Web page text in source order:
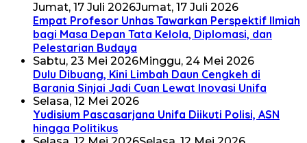
Jumat, 17 Juli 2026Jumat, 17 Juli 2026
Empat Profesor Unhas Tawarkan Perspektif Ilmiah
bagi Masa Depan Tata Kelola, Diplomasi, dan
Pelestarian Budaya
Sabtu, 23 Mei 2026Minggu, 24 Mei 2026
Dulu Dibuang, Kini Limbah Daun Cengkeh di
Barania Sinjai Jadi Cuan Lewat Inovasi Unifa
Selasa, 12 Mei 2026
Yudisium Pascasarjana Unifa Diikuti Polisi, ASN
hingga Politikus